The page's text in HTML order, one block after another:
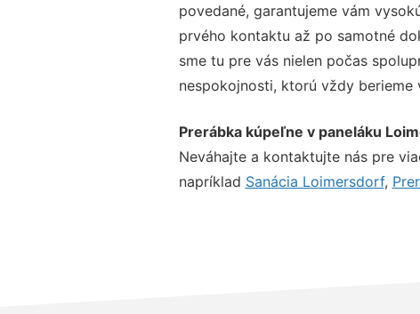
povedané, garantujeme vám
prvého kontaktu až po samotné
sme tu pre vás nielen počas
nespokojnosti, ktorú vždy berieme
Prerábka kúpeľne v paneláku
Neváhajte a kontaktujte nás pre
napríklad Sanácia Loimersdorf,